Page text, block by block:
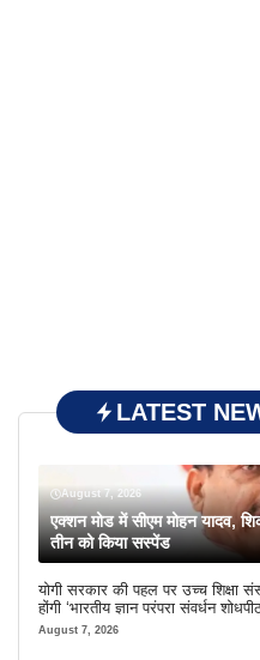
LATEST
August 7, 2026
एक्शन मोड में सीएम मोहन यादव,
तीन को किया सस्पेंड
योगी सरकार की पहल पर उच्च शिक्षा
होंगी ‘भारतीय ज्ञान परंपरा संवर्धन
August 7, 2026